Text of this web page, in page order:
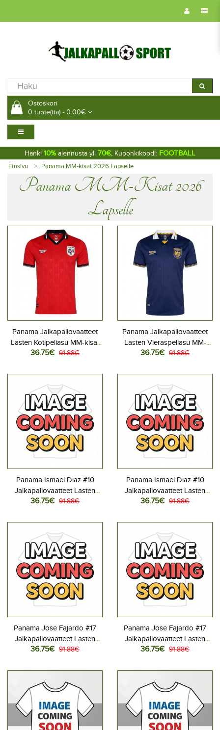
Ostoskori
0 tuote(tta) - 0.00€
Hanki 10% alennusta yli 70€, Kuponkikoodi: FOOTBALL
Etusivu Panama MM-kisat 2026 Lapselle
Panama MM-Kisat 2026
Lapselle
Panama Jalkapallovaatteet
Lasten Kotipeliasu MM-kisat
2026 Lyhythihainen (+ Lyhyet
36.75€ 91.88€
Panama Jalkapallovaatteet
Lasten Vieraspeliasu MM-
kisat 2026 Lyhythihainen (+
36.75€ 91.88€
Panama Ismael Diaz #10
Jalkapallovaatteet Lasten
Kotipeliasu MM-kisat 2026
housut)
36.75€ 91.88€
Panama Ismael Diaz #10
Jalkapallovaatteet Lasten
Vieraspeliasu MM-kisat 2026
housut)
36.75€ 91.88€
Panama Jose Fajardo #17
Jalkapallovaatteet Lasten
Kotipeliasu MM-kisat 2026
housut)
36.75€ 91.88€
Panama Jose Fajardo #17
Jalkapallovaatteet Lasten
Vieraspeliasu MM-kisat 2026
housut)
36.75€ 91.88€